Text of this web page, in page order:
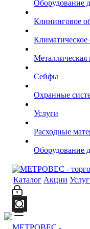
Оборудование
Клининговое
Климатическое
Металлическая
Сейфы
Охранные
Услуги
Расходные
Оборудование
Каталог Акции